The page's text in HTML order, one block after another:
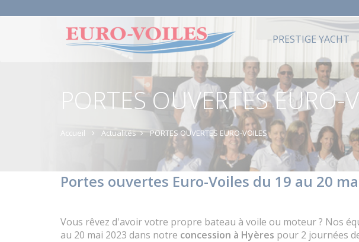
PRESTIGE YACHT
PORTES OUVERTES EURO-
Accueil Actualités PORTES OUVERTES EURO-VOILES
Portes ouvertes Euro-Voiles du 19 au 20
Vous rêvez d'avoir votre propre bateau à voile ou moteur ? Nos
au 20 mai 2023 dans notre concession à Hyères pour 2 journées